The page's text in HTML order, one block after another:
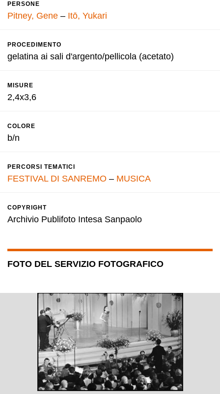
PERSONE
Pitney, Gene – Itō, Yukari
PROCEDIMENTO
gelatina ai sali d'argento/pellicola (acetato)
MISURE
2,4x3,6
COLORE
b/n
PERCORSI TEMATICI
FESTIVAL DI SANREMO – MUSICA
COPYRIGHT
Archivio Publifoto Intesa Sanpaolo
FOTO DEL SERVIZIO FOTOGRAFICO